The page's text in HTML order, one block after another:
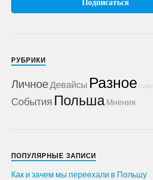
РУБРИКИ
ЛичноеДевайсы Разное Софт
События Польша Мнения
ПОПУЛЯРНЫЕ ЗАПИСИ
Как и зачем мы переехали в Польшу